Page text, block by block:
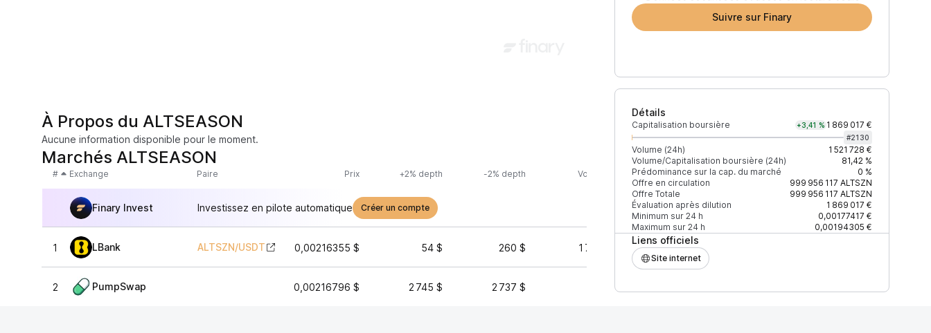
Suivre sur Finary
Détails
Capitalisation boursière +3,41 % 1 869 017 €
#2130
Volume (24h)
1 521 728 €
Volume/Capitalisation boursière (24h)
81,42 %
Prédominance sur la cap. du marché
0 %
Offre en circulation
999 956 117 ALTSZN
Offre Totale
999 956 117 ALTSZN
Évaluation après dilution
1 869 017 €
Minimum sur 24 h
0,00177417 €
Maximum sur 24 h
0,00194305 €
Liens officiels
Site internet
À Propos du ALTSEASON
Aucune information disponible pour le moment.
Marchés ALTSEASON
# Exchange Paire Prix +2% depth -2% depth Volume (24h) % du volume Confiance Mis à jour
Finary Invest Investissez en pilote automatique Créer un compte
1 LBank ALTSZN/USDT 0,00216355 $ 54 $ 260 $ 1 725 345 $ 98,08 %
2 PumpSwap 0,00216796 $ 2 745 $ 2 737 $ 33 772 $